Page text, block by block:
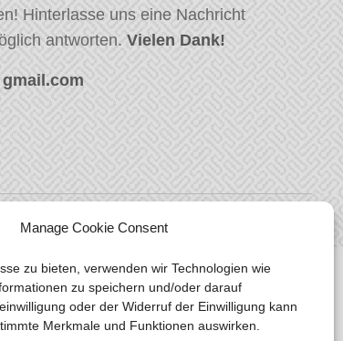
Manage Cookie Consent
zu bieten, verwenden wir Technologien wie
zu speichern und/oder darauf
oder der Widerruf der Einwilligung kann
Merkmale und Funktionen auswirken.
Hinterlasse uns eine Nachricht
antworten. Vielen Dank!